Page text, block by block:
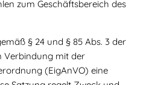
zum Geschäftsbereich des
§ 24 und § 85 Abs. 3 der
Verbindung mit der
(EigAnVO) eine